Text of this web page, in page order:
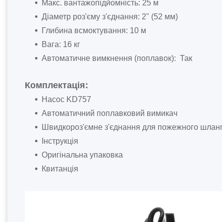
Макс. вантажопідйомність: 25 м
Діаметр роз'єму з'єднання: 2" (52 мм)
Глибина всмоктування: 10 м
Вага: 16 кг
Автоматичне вимкнення (поплавок): Так
Комплектація:
Насос KD757
Автоматичний поплавковий вимикач
Швидкороз'ємне з'єднання для пожежного
Інструкція
Оригінальна упаковка
Квитанція